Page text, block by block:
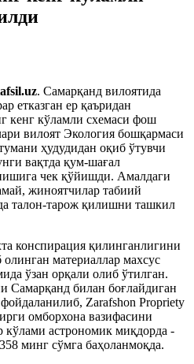
. Самарқанд вилоятида
етказган ер қаъридан
кенг кўламли схемаси фош
вилоят Экология бошқармаси
ҳудудидан оқиб ўтувчи
вақтда қум-шағал
чек қўйишди. Амалдаги
жиноятчилар табиий
талон-тарож қилишни ташкил
конспирация қилинганлигини
материаллар махсус
ўзан орқали олиб ўтилган.
билан боғлайдиган
Zarafshon Propriety
омборхона вазифасини
кўлами астрономик миқдорда -
минг сўмга баҳоланмоқда.